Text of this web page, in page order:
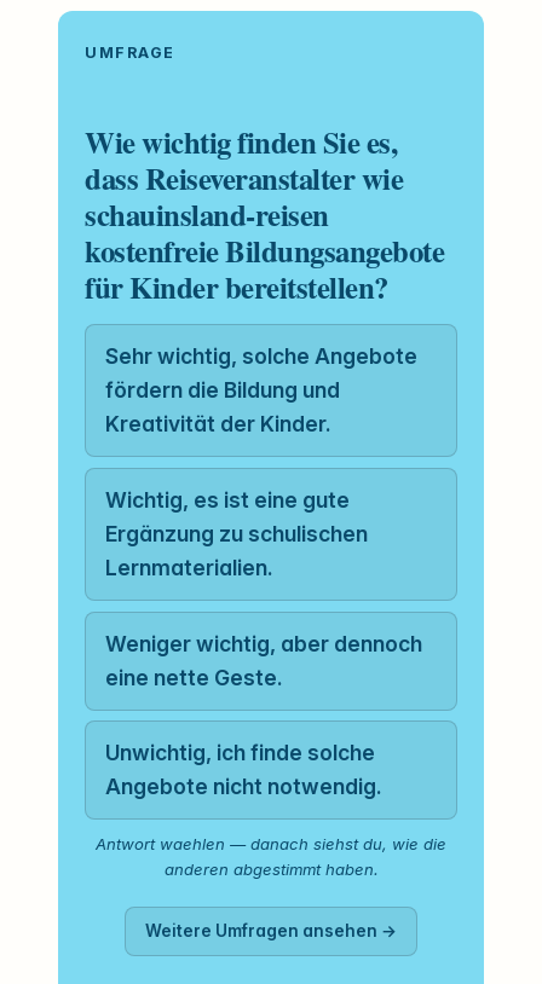
UMFRAGE
Wie wichtig finden Sie es,
dass Reiseveranstalter wie
schauinsland-reisen
kostenfreie Bildungsangebote
für Kinder bereitstellen?
Sehr wichtig, solche Angebote
fördern die Bildung und
Kreativität der Kinder.
Wichtig, es ist eine gute
Ergänzung zu schulischen
Lernmaterialien.
Weniger wichtig, aber dennoch
eine nette Geste.
Unwichtig, ich finde solche
Angebote nicht notwendig.
Antwort waehlen — danach siehst du, wie die
anderen abgestimmt haben.
Weitere Umfragen ansehen →